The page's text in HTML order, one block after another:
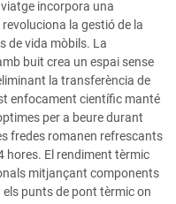
incorpora una
la gestió de la
de vida mòbils. La
buit crea un espai sense
la transferència de
enfocament científic manté
per a beure durant
fredes romanen refrescants
hores. El rendiment tèrmic
mitjançant components
punts de pont tèrmic on